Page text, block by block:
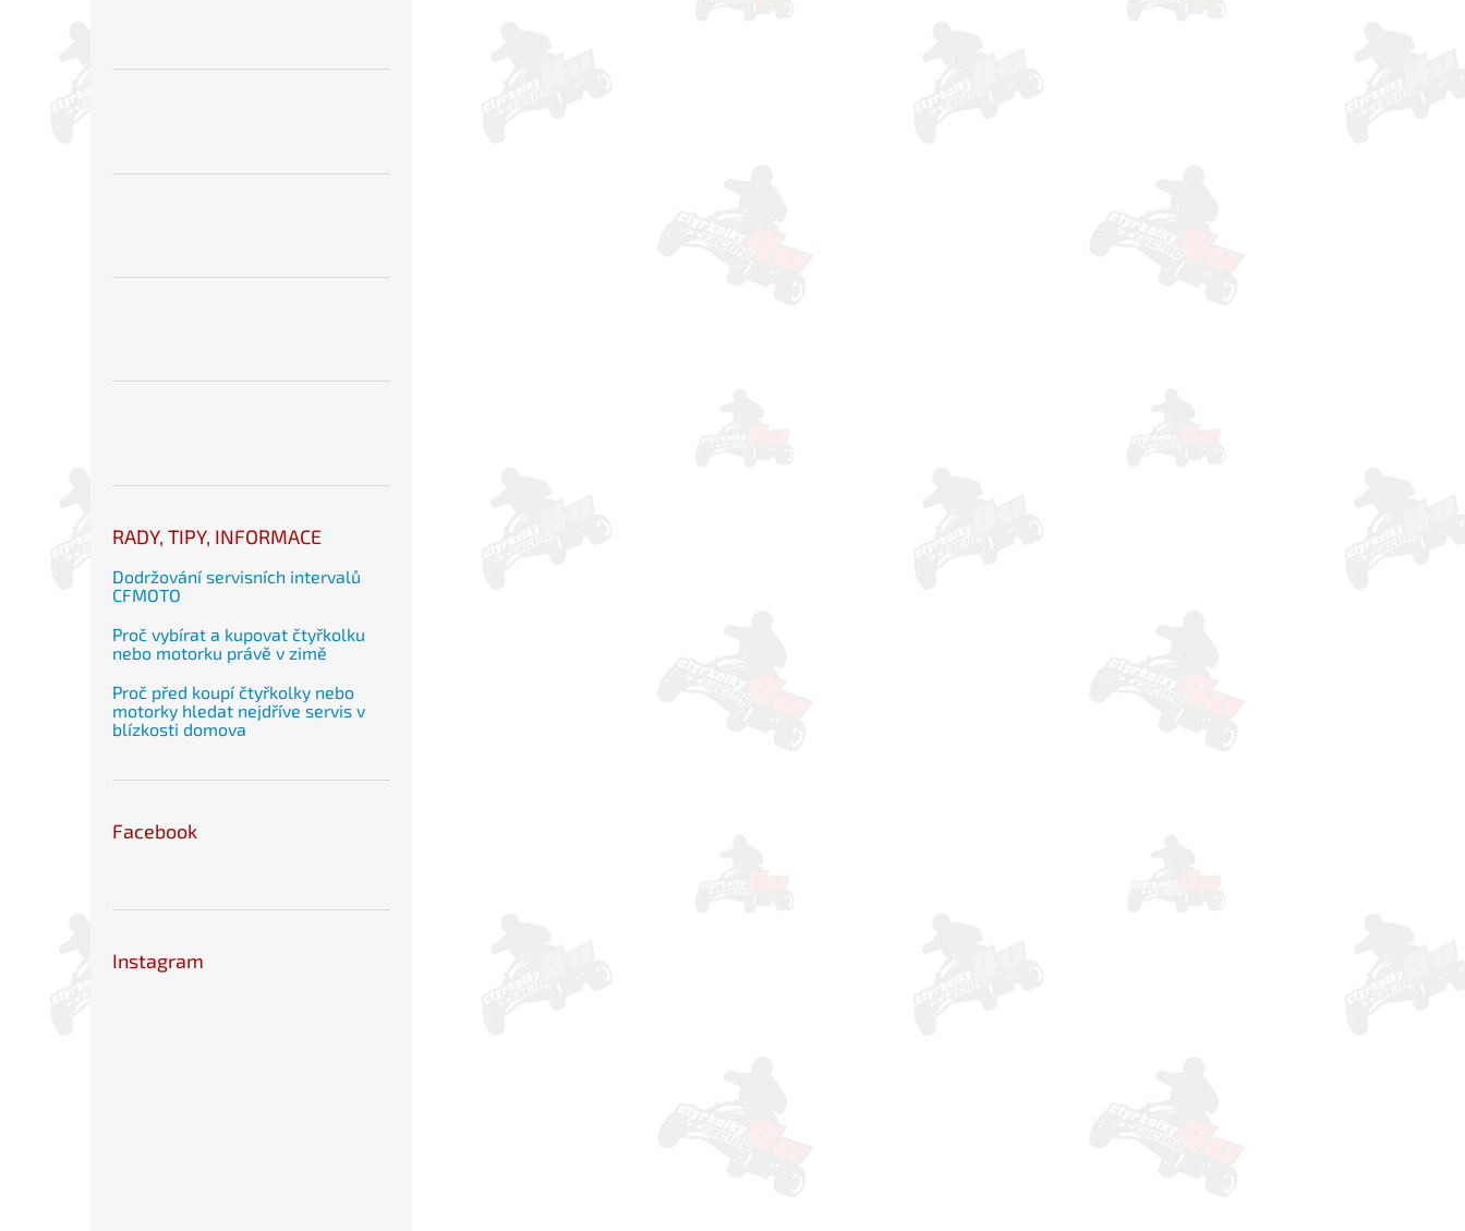
RADY, TIPY, INFORMACE
Dodržování servisních intervalů
CFMOTO
Proč vybírat a kupovat čtyřkolku
nebo motorku právě v zimě
Proč před koupí čtyřkolky nebo
motorky hledat nejdříve servis v
blízkosti domova
Facebook
Instagram